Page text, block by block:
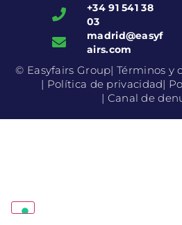
+34 91 541 38
03
madrid@easyf
airs.com
© Easyfairs Group| Términos y
| Política de privacidad|
| Canal de